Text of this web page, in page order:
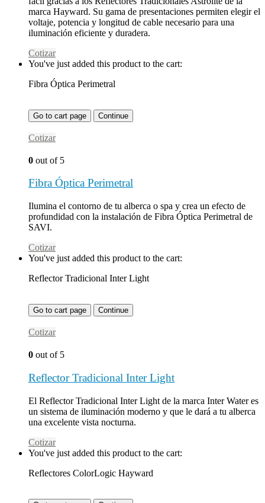
marca Hayward. Su gama de presentaciones permiten elegir el
voltaje, potencia y longitud de cable necesario para una
iluminación eficiente y duradera.
Cotizar
You've just added this product to the cart:
Fibra Óptica Perimetral
Go to cart page Continue
Cotizar
0 out of 5
Fibra Óptica Perimetral
Ilumina el contorno de tu alberca o spa y crea un efecto de
profundidad con la instalación de Fibra Óptica Perimetral de
SAVI.
Cotizar
You've just added this product to the cart:
Reflector Tradicional Inter Light
Go to cart page Continue
Cotizar
0 out of 5
Reflector Tradicional Inter Light
El Reflector Tradicional Inter Light de la marca Inter Water es
un sistema de iluminación moderno y que le dará a tu alberca
una excelente vista nocturna.
Cotizar
You've just added this product to the cart:
Reflectores ColorLogic Hayward